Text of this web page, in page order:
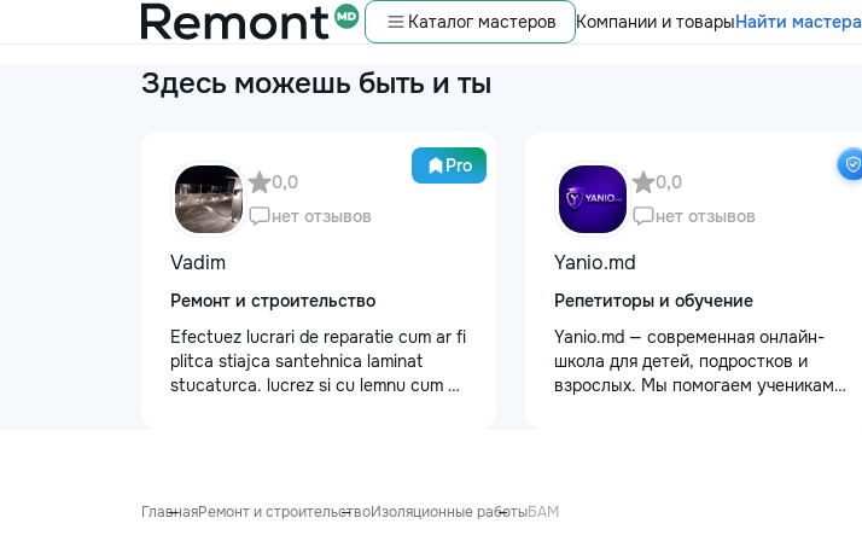
Каталог мастеров Компании и товарыНайти мастера
Здесь можешь быть и ты
Pro
0,0
нет отзывов
Vadim
Ремонт и строительство
Efectuez lucrari de reparatie cum ar fi
plitca stiajca santehnica laminat
stucaturca. lucrez si cu lemnu cum ar
0,0
нет отзывов
Yanio.md
Репетиторы и обучение
Yanio.md — современная онлайн-
школа для детей, подростков и
взрослых. Мы помогаем ученикам
целей. В нашей команде работают
ГлавнаяРемонт и строительствоИзоляционные работыБАМ